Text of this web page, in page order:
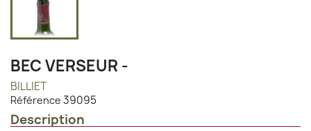
BEC VERSEUR -
BILLIET
Référence 39095
Description